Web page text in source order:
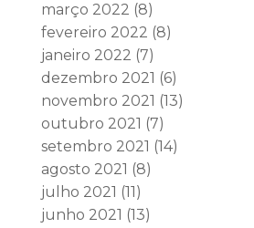
março 2022 (8)
fevereiro 2022 (8)
janeiro 2022 (7)
dezembro 2021 (6)
novembro 2021 (13)
outubro 2021 (7)
setembro 2021 (14)
agosto 2021 (8)
julho 2021 (11)
junho 2021 (13)